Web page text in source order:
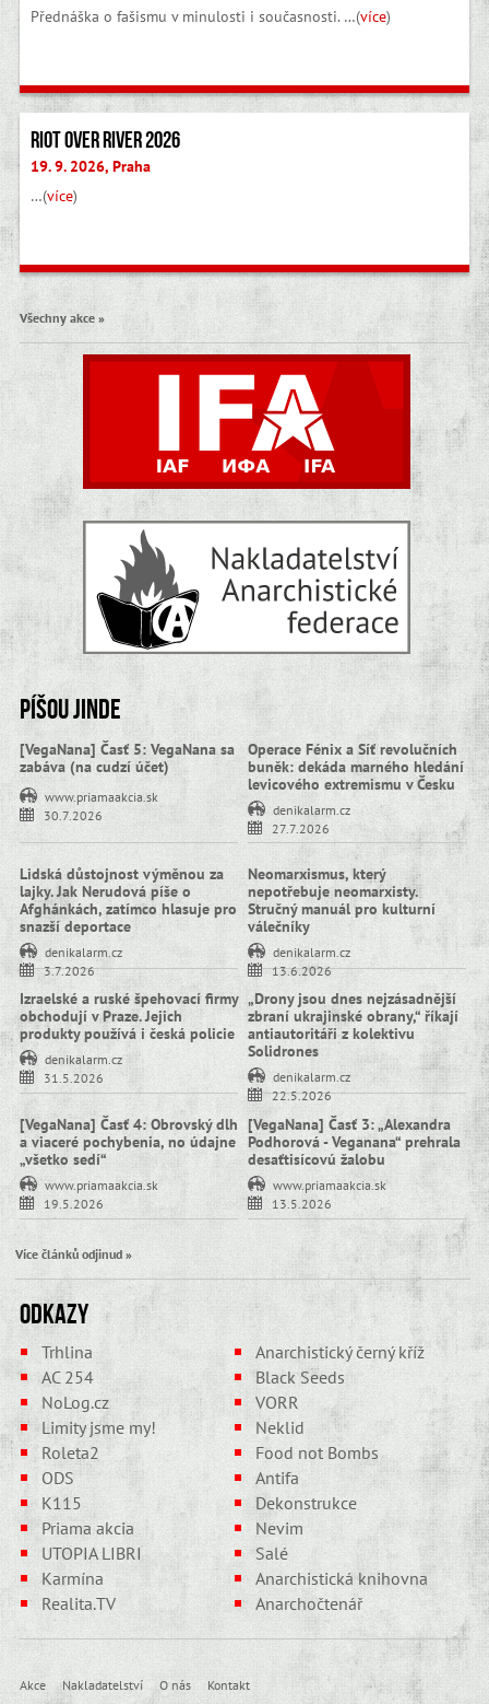
Přednáška o fašismu v minulosti i současnosti. …(více)
Riot Over River 2026
19. 9. 2026, Praha
…(více)
Všechny akce »
Píšou jinde
[VegaNana] Časť 5: VegaNana sa
zabáva (na cudzí účet)
www.priamaakcia.sk
30.7.2026
Operace Fénix a Síť revolučních
buněk: dekáda marného hledání
levicového extremismu v Česku
denikalarm.cz
27.7.2026
Lidská důstojnost výměnou za
lajky. Jak Nerudová píše o
Afghánkách, zatímco hlasuje pro
snazší deportace
denikalarm.cz
3.7.2026
Neomarxismus, který
nepotřebuje neomarxisty.
Stručný manuál pro kulturní
válečníky
denikalarm.cz
13.6.2026
Izraelské a ruské špehovací firmy
obchodují v Praze. Jejich
produkty používá i česká policie
denikalarm.cz
31.5.2026
„Drony jsou dnes nejzásadnější
zbraní ukrajinské obrany,“ říkají
antiautoritáři z kolektivu
Solidrones
denikalarm.cz
22.5.2026
[VegaNana] Časť 4: Obrovský dlh
a viaceré pochybenia, no údajne
„všetko sedí“
www.priamaakcia.sk
19.5.2026
[VegaNana] Časť 3: „Alexandra
Podhorová - Veganana“ prehrala
desaťtisícovú žalobu
www.priamaakcia.sk
13.5.2026
Více článků odjinud »
Odkazy
Trhlina
Anarchistický černý kříž
AC 254
Black Seeds
NoLog.cz
VORR
Limity jsme my!
Neklid
Roleta2
Food not Bombs
ODS
Antifa
K115
Dekonstrukce
Priama akcia
Nevim
UTOPIA LIBRI
Salé
Karmína
Anarchistická knihovna
Realita.TV
Anarchočtenář
Akce Nakladatelství O nás Kontakt